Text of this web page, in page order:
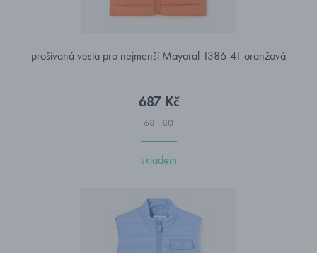
prošívaná vesta pro nejmenší Mayoral 1386-41 oranžová
687 Kč
68 80
skladem